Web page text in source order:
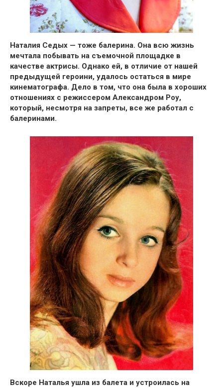
Наталия Седых — тоже балерина. Она всю жизнь
мечтала побывать на съемочной площадке в
качестве актрисы. Однако ей, в отличие от нашей
предыдущей героини, удалось остаться в мире
кинематографа. Дело в том, что она была в хороших
отношениях с режиссером Александром Роу,
который, несмотря на запреты, все же работал с
балеринами.
Вскоре Наталья ушла из балета и устроилась на